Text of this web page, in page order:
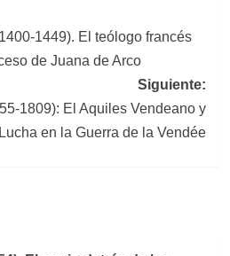
1449). El teólogo francés
de Juana de Arco
Siguiente:
1809): El Aquiles Vendeano y
en la Guerra de la Vendée